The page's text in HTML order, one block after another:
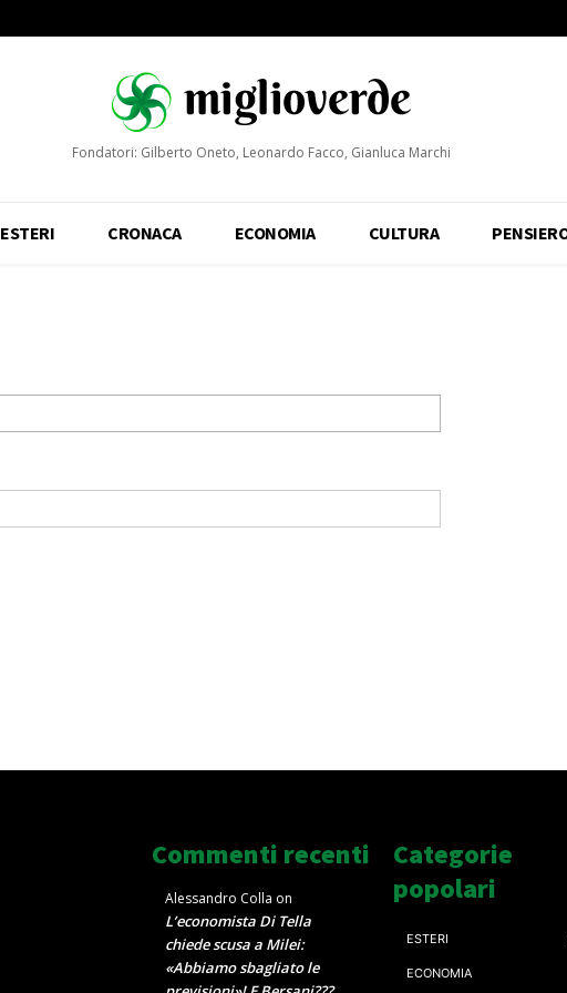
Fondatori: Gilberto Oneto, Leonardo Facco, Gianluca Marchi
ESTERI CRONACA ECONOMIA CULTURA
Commenti recenti
Alessandro Colla on
L’economista Di Tella
chiede scusa a Milei:
«Abbiamo sbagliato le
Categorie
popolari
ESTERI
ECONOMIA